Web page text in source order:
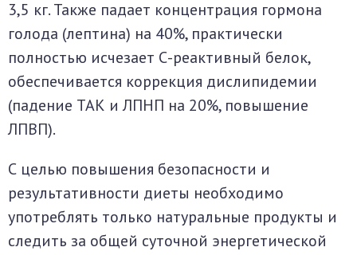
3,5 кг. Также падает концентрация гормона
голода (лептина) на 40%, практически
полностью исчезает С-реактивный белок,
обеспечивается коррекция дислипидемии
(падение ТАК и ЛПНП на 20%, повышение
ЛПВП).
С целью повышения безопасности и
результативности диеты необходимо
употреблять только натуральные продукты и
следить за общей суточной энергетической